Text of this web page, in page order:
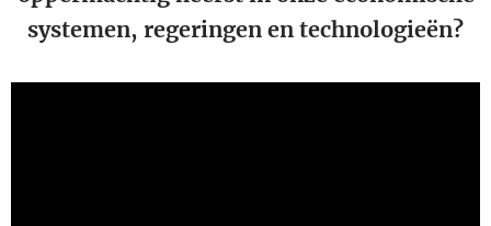
systemen, regeringen en technologieën?